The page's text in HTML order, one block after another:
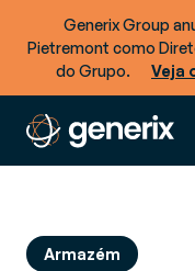
Generix Group
Pietremont como
do Grupo.
Veja
Armazém